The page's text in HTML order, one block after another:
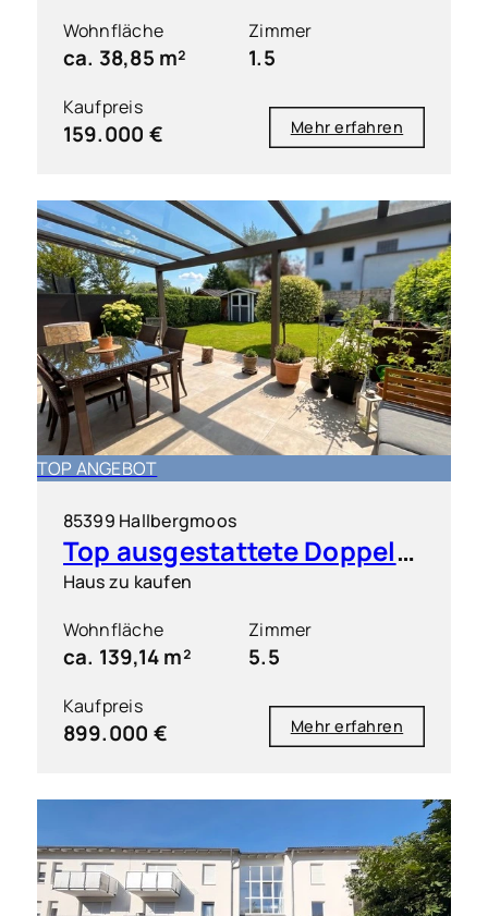
Wohnfläche
ca. 38,85 m²
Zimmer
1.5
Kaufpreis
159.000 € Mehr erfahren
TOP ANGEBOT
85399 Hallbergmoos
Top ausgestattete Doppelhaushälfte in sehr guter Lage
Haus zu kaufen
Wohnfläche
ca. 139,14 m²
Zimmer
5.5
Kaufpreis
899.000 € Mehr erfahren